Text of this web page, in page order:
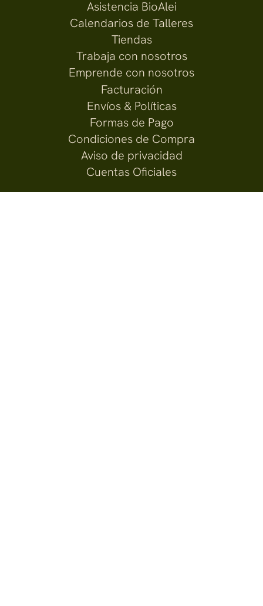
Asistencia BioAlei
Calendarios de Talleres
Tiendas
Trabaja con nosotros
Emprende con nosotros
Facturación
Envíos & Políticas
Formas de Pago
Condiciones de Compra
Aviso de privacidad
Cuentas Oficiales